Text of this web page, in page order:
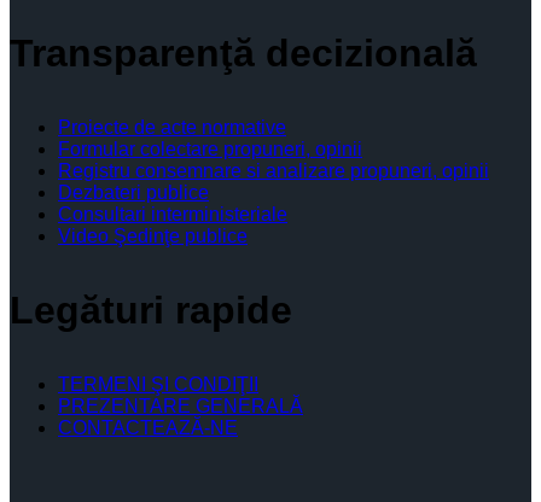
Transparenţă decizională
Proiecte de acte normative
Formular colectare propuneri, opinii
Registru consemnare si analizare propuneri, opinii
Dezbateri publice
Consultari interministeriale
Video Şedinţe publice
Legături rapide
TERMENI ŞI CONDIŢII
PREZENTARE GENERALĂ
CONTACTEAZĂ-NE